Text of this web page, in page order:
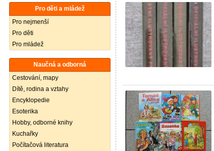
Pro děti a mládež
Pro nejmenší
Pro děti
Pro mládež
Naučná a odborná
Cestování, mapy
Dítě, rodina a vztahy
Encyklopedie
Esoterika
Hobby, odborné knihy
Kuchařky
Počítačová literatura